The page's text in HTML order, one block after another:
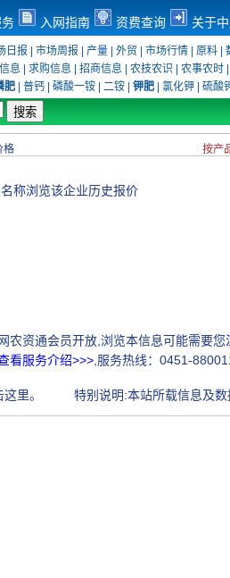
入网指南 资费查询 关于
日报 市场周报 产量| 外贸 市场行情| 原料|
息 求购信息 招商信息 农技农识 农事农时
肥 普钙 磷酸一铵 二铵 钾肥 氯化钾 硫酸
格 按产
称浏览该企业历史报价
农资通会员开放,浏览本信息可能需要您
看服务介绍>>> ,服务热线：0451-
里。 特别说明:本站所载信息及数